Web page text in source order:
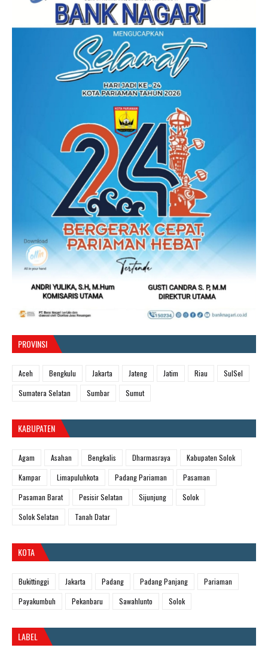
PROVINSI
Aceh Bengkulu Jakarta Jateng Jatim Riau
SulSel
Sumatera Selatan
Sumbar Sumut
KABUPATEN
Agam Asahan Bengkalis Dharmasraya
Kabupaten Solok
Kampar
Limapuluhkota Padang Pariaman
Pasaman
Pasaman Barat
Pesisir Selatan Sijunjung
Solok
Solok Selatan
Tanah Datar
KOTA
Bukittinggi Jakarta Padang Padang Panjang
Pariaman
Payakumbuh
Pekanbaru Sawahlunto Solok
LABEL